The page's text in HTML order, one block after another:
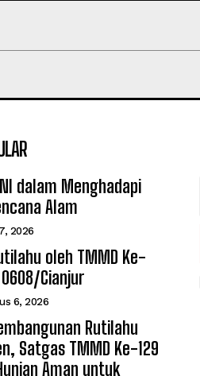
dalam Menghadapi
Alam
2026
oleh TMMD Ke-
Cianjur
6, 2026
Rutilahu
Satgas TMMD Ke-129
Aman untuk